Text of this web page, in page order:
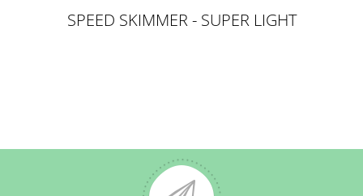
SPEED SKIMMER - SUPER LIGHT